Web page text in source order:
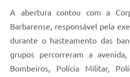
A abertura contou com a
Barbarense, responsável pela
durante o hasteamento das
grupos percorreram a
Bombeiros, Polícia Militar,